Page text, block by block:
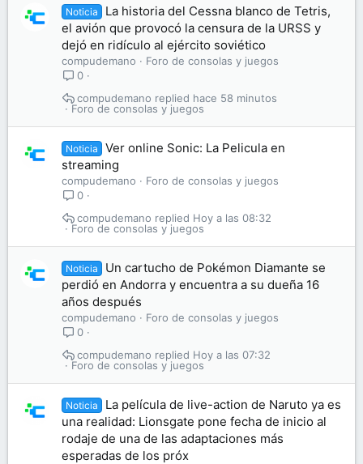
Noticia
La historia del Cessna blanco de Tetris,
el avión que provocó la censura de la URSS y
dejó en ridículo al ejército soviético
compudemano
Foro de consolas y juegos
0
Foro de consolas y juegos
hace 58 minutos
compudemano
Noticia
Ver online Sonic: La Pelicula en
streaming
compudemano
Foro de consolas y juegos
0
Foro de consolas y juegos
Hoy a las 08:32
compudemano
Noticia
Un cartucho de Pokémon Diamante se
perdió en Andorra y encuentra a su dueña 16
años después
compudemano
Foro de consolas y juegos
0
Foro de consolas y juegos
Hoy a las 07:32
compudemano
Noticia
La película de live-action de Naruto ya es
una realidad: Lionsgate pone fecha de inicio al
rodaje de una de las adaptaciones más
esperadas de los próx